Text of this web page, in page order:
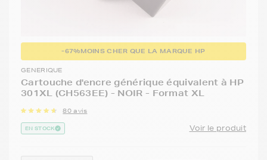
-67%MOINS CHER QUE LA MARQUE HP
GENERIQUE
Cartouche d'encre générique équivalent à HP
301XL (CH563EE) - NOIR - Format XL
80 avis
EN STOCK Voir le produit